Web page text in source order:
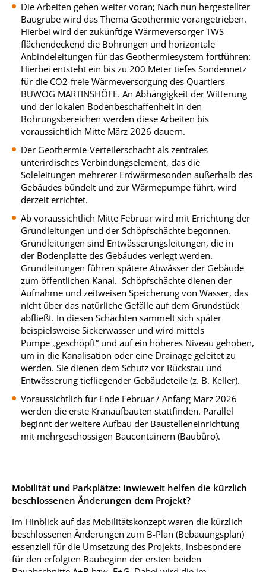
Die Arbeiten gehen weiter voran; Nach nun hergestellter
Baugrube wird das Thema Geothermie vorangetrieben.
Hierbei wird der zukünftige Wärmeversorger TWS
flächendeckend die Bohrungen und horizontale
Anbindeleitungen für das Geothermiesystem fortführen:
Hierbei entsteht ein bis zu 200 Meter tiefes Sondennetz
für die CO2-freie Wärmeversorgung des Quartiers
BUWOG MARTINSHÖFE. An Abhängigkeit der Witterung
und der lokalen Bodenbeschaffenheit in den
Bohrungsbereichen werden diese Arbeiten bis
voraussichtlich Mitte März 2026 dauern.
Der Geothermie-Verteilerschacht als zentrales
unterirdisches Verbindungselement, das die
Soleleitungen mehrerer Erdwärmesonden außerhalb des
Gebäudes bündelt und zur Wärmepumpe führt, wird
derzeit errichtet.
Ab voraussichtlich Mitte Februar wird mit Errichtung der
Grundleitungen und der Schöpfschächte begonnen.
Grundleitungen sind Entwässerungsleitungen, die in
der Bodenplatte des Gebäudes verlegt werden.
Grundleitungen führen spätere Abwässer der Gebäude
zum öffentlichen Kanal. Schöpfschächte dienen der
Aufnahme und zeitweisen Speicherung von Wasser, das
nicht über das natürliche Gefälle auf dem Grundstück
abfließt. In diesen Schächten sammelt sich später
beispielsweise Sickerwasser und wird mittels
Pumpe „geschöpft“ und auf ein höheres Niveau gehoben,
um in die Kanalisation oder eine Drainage geleitet zu
werden. Sie dienen dem Schutz vor Rückstau und
Entwässerung tiefliegender Gebäudeteile (z. B. Keller).
Voraussichtlich für Ende Februar / Anfang März 2026
werden die erste Kranaufbauten stattfinden. Parallel
beginnt der weitere Aufbau der Baustelleneinrichtung
mit mehrgeschossigen Baucontainern (Baubüro).
Mobilität und Parkplätze: Inwieweit helfen die kürzlich
beschlossenen Änderungen dem Projekt?
Im Hinblick auf das Mobilitätskonzept waren die kürzlich
beschlossenen Änderungen zum B-Plan (Bebauungsplan)
essenziell für die Umsetzung des Projekts, insbesondere
für den erfolgten Baubeginn der ersten beiden